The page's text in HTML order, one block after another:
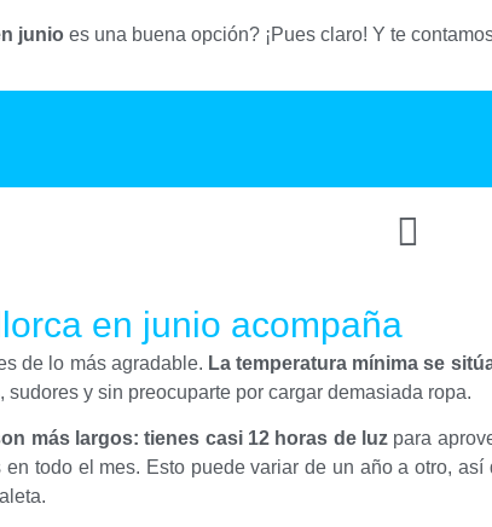
junio es una buena opción? ¡Pues claro! Y te
en junio acompaña
de lo más agradable. La temperatura mínima se
y sin preocuparte por cargar demasiada ropa.
más largos: tienes casi 12 horas de luz para
todo el mes. Esto puede variar de un año a otro,